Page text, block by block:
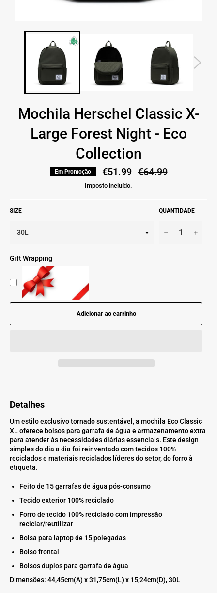
Mochila Herschel Classic X-
Large Forest Night - Eco
Collection
Em Promoção €51.99
Preço
normal
€64.99
Imposto incluído.
SIZE QUANTIDADE
− +
Gift Wrapping
Adicionar ao carrinho
Detalhes
Um estilo exclusivo tornado sustentável, a mochila Eco Classic
XL oferece bolsos para garrafa de água e armazenamento extra
para atender às necessidades diárias essenciais. Este design
simples do dia a dia foi reinventado com tecidos 100%
reciclados e materiais reciclados líderes do setor, do forro à
etiqueta.
Feito de 15 garrafas de água pós-consumo
Tecido exterior 100% reciclado
Forro de tecido 100% reciclado com impressão
reciclar/reutilizar
Bolsa para laptop de 15 polegadas
Bolso frontal
Bolsos duplos para garrafa de água
Dimensões: 44,45cm(A) x 31,75cm(L) x 15,24cm(D), 30L